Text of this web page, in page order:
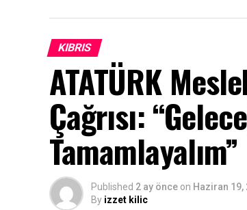
KIBRIS
ATATÜRK
Çağrısı:
Tamamlayalım”
Published 2 ay önce on Haziran 19,
By izzet kilic